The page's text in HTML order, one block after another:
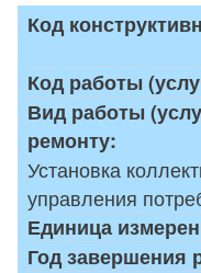
Код
Код работы
Вид работы
ремонту:
Установка
управления
Единица
Год завершения